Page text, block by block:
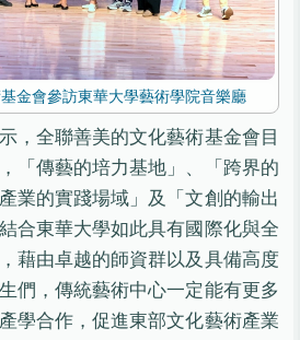
金會參訪東華大學藝術學院音樂廳
，全聯善美的文化藝術基金會目
「傳藝的培力基地」、「跨界的
業的實踐場域」及「文創的輸出
合東華大學如此具有國際化與全
藉由卓越的師資群以及具備高度
們，傳統藝術中心一定能有更多
學合作，促進東部文化藝術產業